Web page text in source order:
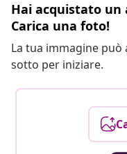
Hai acquistato un
Carica una foto!
La tua immagine
sotto per iniziare.